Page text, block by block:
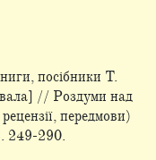
посібники Т.
// Роздуми над
передмови)
249-290.